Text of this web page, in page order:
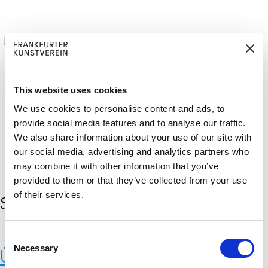
This website uses cookies
We use cookies to personalise content and ads, to
provide social media features and to analyse our traffic.
We also share information about your use of our site with
our social media, advertising and analytics partners who
may combine it with other information that you’ve
provided to them or that they’ve collected from your use
of their services.
o
n
Necessary
M
ITGLIED W
ERD
EN
Cerca: DE EN
Schlagwort:
Überblickspublikation: